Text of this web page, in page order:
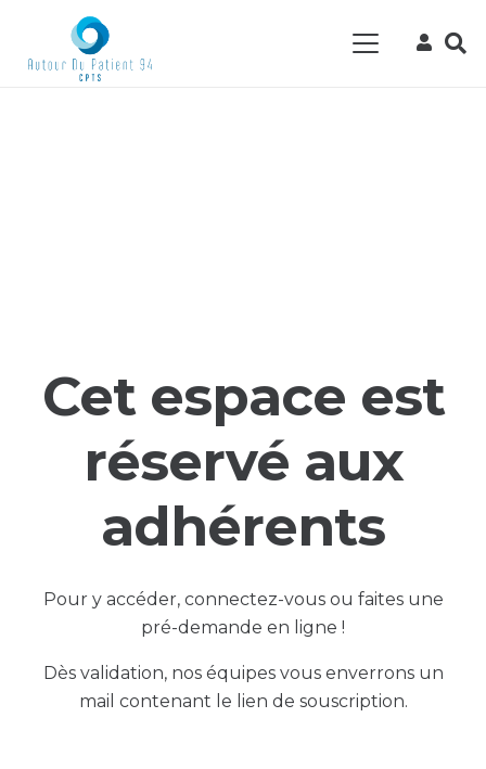
Cet espace est
réservé aux
adhérents
Pour y accéder, connectez-vous ou faites une
pré-demande en ligne !
Dès validation, nos équipes vous enverrons un
mail contenant le lien de souscription.